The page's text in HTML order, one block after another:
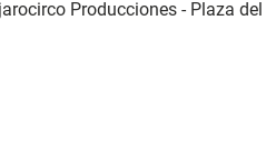
Producciones - Plaza del